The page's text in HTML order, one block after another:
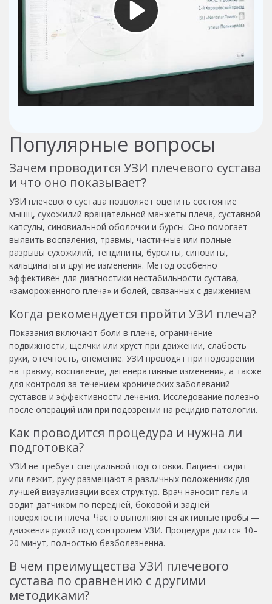
Популярные вопросы
Зачем проводится УЗИ плечевого сустава
и что оно показывает?
УЗИ плечевого сустава позволяет оценить состояние
мышц, сухожилий вращательной манжеты плеча, суставной
капсулы, синовиальной оболочки и бурсы. Оно помогает
выявить воспаления, травмы, частичные или полные
разрывы сухожилий, тендиниты, бурситы, синовиты,
кальцинаты и другие изменения. Метод особенно
эффективен для диагностики нестабильности сустава,
«замороженного плеча» и болей, связанных с движением.
Когда рекомендуется пройти УЗИ плеча?
Показания включают боли в плече, ограничение
подвижности, щелчки или хруст при движении, слабость
руки, отечность, онемение. УЗИ проводят при подозрении
на травму, воспаление, дегенеративные изменения, а также
для контроля за течением хронических заболеваний
суставов и эффективности лечения. Исследование полезно
после операций или при подозрении на рецидив патологии.
Как проводится процедура и нужна ли
подготовка?
УЗИ не требует специальной подготовки. Пациент сидит
или лежит, руку размещают в различных положениях для
лучшей визуализации всех структур. Врач наносит гель и
водит датчиком по передней, боковой и задней
поверхности плеча. Часто выполняются активные пробы —
движения рукой под контролем УЗИ. Процедура длится 10–
20 минут, полностью безболезненна.
В чем преимущества УЗИ плечевого
сустава по сравнению с другими
методиками?